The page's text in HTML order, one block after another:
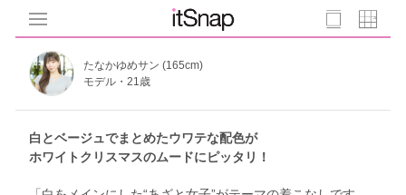
たなかゆめサン (165cm)
モデル・21歳
白とベージュでまとめたウワテな配色が
ホワイトクリスマスのムードにピッタリ！